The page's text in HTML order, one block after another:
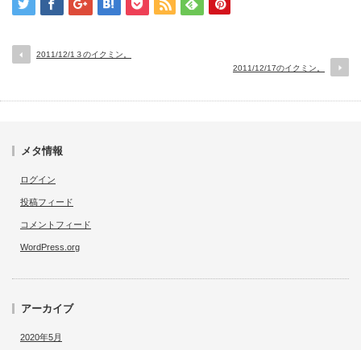
2011/12/1３のイクミン。
2011/12/17のイクミン。
メタ情報
ログイン
投稿フィード
コメントフィード
WordPress.org
アーカイブ
2020年5月